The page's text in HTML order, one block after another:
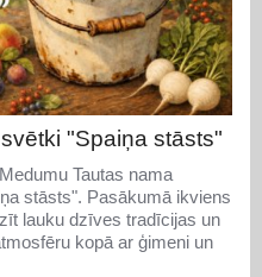
"Spaiņa stāsts"
Tautas nama
stāsts". Pasākumā ikviens
lauku dzīves tradīcijas un
kopā ar ģimeni un